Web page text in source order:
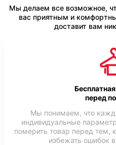
Мы делаем все возможное,
вас приятным и
доставит вам
перед
Мы понимаем, что
индивидуальные
померить товар перед тем,
избежать ошибок